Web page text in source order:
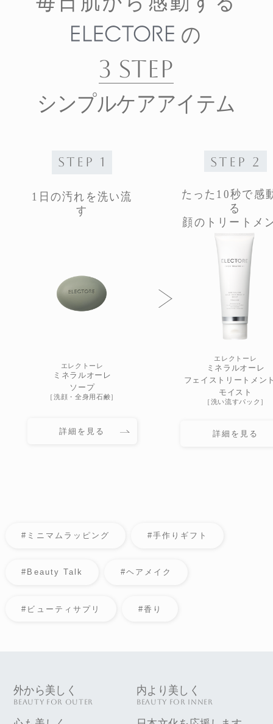
の
3 STEP
シンプルケアアイテム
STEP 1
1日の汚れを洗い流
す
エレクトーレ
ミネラルオーレ
ソープ
［洗顔・全身用石鹸］
詳細を見る
STEP 2
たった10秒で感
る
顔のトリートメ
エレクトーレ
ミネラルオーレ
フェイストリートメン
モイスト
［洗い流すパック］
詳細を見る
#ミニマムラッピング #手作りギフト
#Beauty Talk #ヘアメイク
#ビューティサプリ #香り
外から美しく
BEAUTY FOR OUTER
内より美しく
BEAUTY FOR INNER